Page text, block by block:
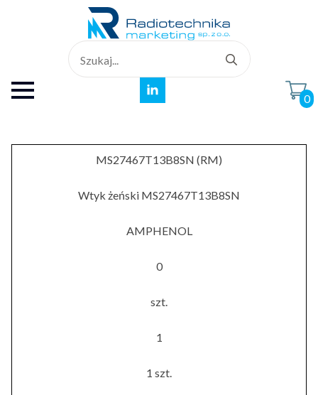
for:
0
MS27467T13B8SN (RM)
Wtyk żeński MS27467T13B8SN
AMPHENOL
0
szt.
1
1 szt.